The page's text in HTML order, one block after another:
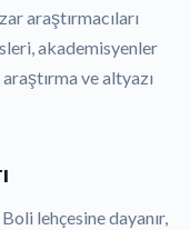
araştırmacıları
akademisyenler
ve altyazı
lehçesine dayanır,